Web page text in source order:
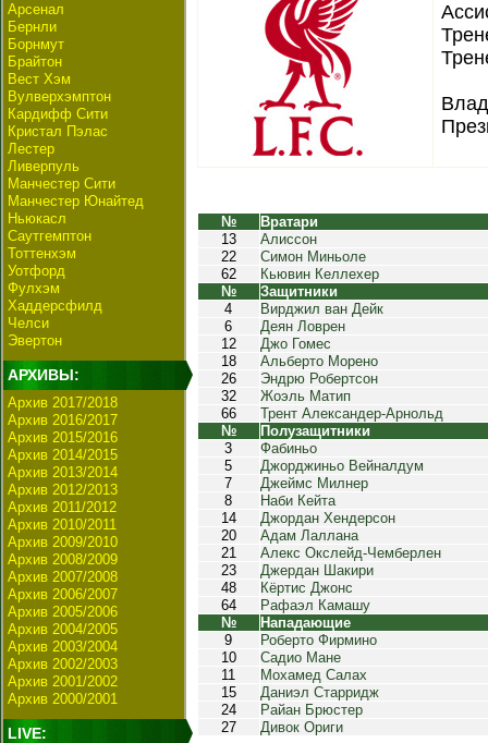
Арсенал
Бернли
Борнмут
Брайтон
Вест Хэм
Вулверхэмптон
Кардифф Сити
Кристал Пэлас
Лестер
Ливерпуль
Манчестер Сити
Манчестер Юнайтед
Ньюкасл
Саутгемптон
Тоттенхэм
Уотфорд
Фулхэм
Хаддерсфилд
Челси
Эвертон
АРХИВЫ:
Архив 2017/2018
Архив 2016/2017
Архив 2015/2016
Архив 2014/2015
Архив 2013/2014
Архив 2012/2013
Архив 2011/2012
Архив 2010/2011
Архив 2009/2010
Архив 2008/2009
Архив 2007/2008
Архив 2006/2007
Архив 2005/2006
Архив 2004/2005
Архив 2003/2004
Архив 2002/2003
Архив 2001/2002
Архив 2000/2001
LIVE:
№
Вратари
13
Алиссон
22
Симон Миньоле
62
Кьювин Келлехер
№
Защитники
4
Вирджил ван Дейк
6
Деян Ловрен
12
Джо Гомес
18
Альберто Морено
26
Эндрю Робертсон
32
Жоэль Матип
66
Трент Александер-Арнольд
№
Полузащитники
3
Фабиньо
5
Джорджиньо Вейналдум
7
Джеймс Милнер
8
Наби Кейта
14
Джордан Хендерсон
20
Адам Лаллана
21
Алекс Окслейд-Чемберлен
23
Джердан Шакири
48
Кёртис Джонс
64
Рафаэл Камашу
№
Нападающие
9
Роберто Фирмино
10
Садио Мане
11
Мохамед Салах
15
Даниэл Старридж
24
Райан Брюстер
27
Дивок Ориги